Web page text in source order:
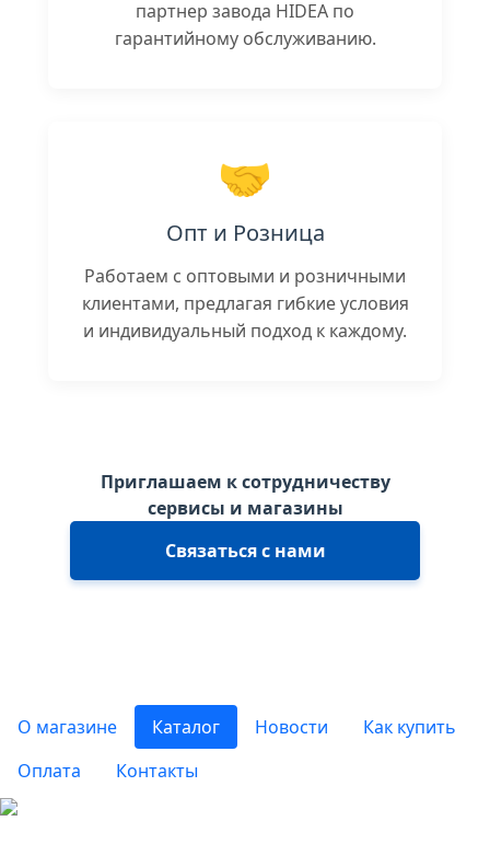
партнер завода HIDEA по
гарантийному обслуживанию.
🤝
Опт и Розница
Работаем с оптовыми и розничными
клиентами, предлагая гибкие условия
и индивидуальный подход к каждому.
Приглашаем к сотрудничеству
сервисы и магазины
Связаться с нами
О магазине Каталог Новости
Как купить
Оплата
Контакты